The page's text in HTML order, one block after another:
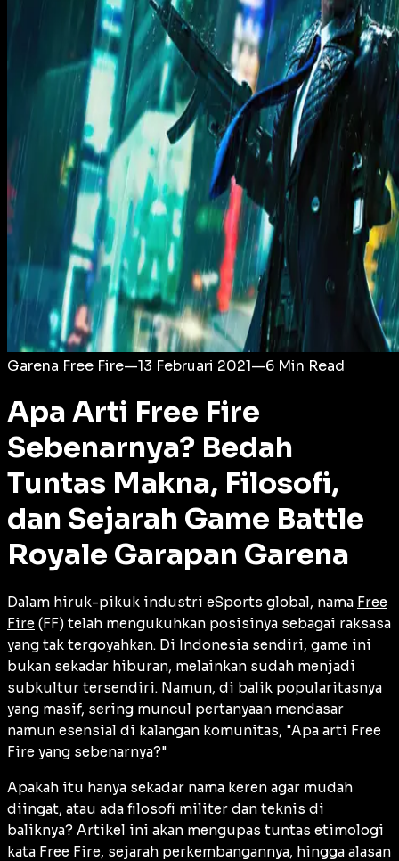
Garena Free Fire—13 Februari 2021—6 Min Read
Apa Arti Free Fire
Sebenarnya? Bedah
Tuntas Makna, Filosofi,
dan Sejarah Game Battle
Royale Garapan Garena
Dalam hiruk-pikuk industri eSports global, nama Free
Fire (FF) telah mengukuhkan posisinya sebagai raksasa
yang tak tergoyahkan. Di Indonesia sendiri, game ini
bukan sekadar hiburan, melainkan sudah menjadi
subkultur tersendiri. Namun, di balik popularitasnya
yang masif, sering muncul pertanyaan mendasar
namun esensial di kalangan komunitas, "Apa arti Free
Fire yang sebenarnya?"
Apakah itu hanya sekadar nama keren agar mudah
diingat, atau ada filosofi militer dan teknis di
baliknya? Artikel ini akan mengupas tuntas etimologi
kata Free Fire, sejarah perkembangannya, hingga alasan